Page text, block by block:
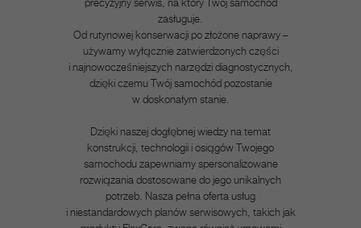
precyzyjny serwis, na który Twój samochód
zasługuje.
Od rutynowej konserwacji po złożone naprawy –
używamy wyłącznie zatwierdzonych części
i najnowocześniejszych narzędzi diagnostycznych,
dzięki czemu Twój samochód pozostanie
w doskonałym stanie.
Dzięki naszej dogłębnej wiedzy na temat
konstrukcji, technologii i osiągów Twojego
samochodu zapewniamy spersonalizowane
rozwiązania dostosowane do jego unikalnych
potrzeb. Nasza pełna oferta usług
i niestandardowych planów serwisowych, takich jak